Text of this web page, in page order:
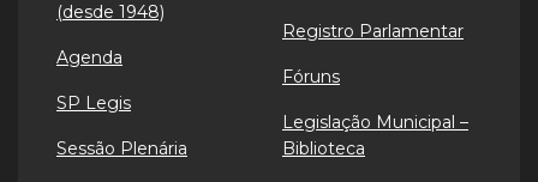
(desde 1948)
Agenda
SP Legis
Sessão Plenária
Registro Parlamentar
Fóruns
Legislação Municipal –
Biblioteca